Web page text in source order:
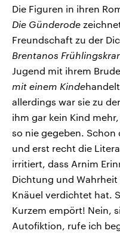
Die Figuren in ihren
Die Günderode
Freundschaft zu der
Brentanos
Jugend mit ihrem
mit einem Kinde
allerdings war sie zu
ihm gar kein Kind
so nie gegeben.
und erst recht die
irritiert, dass Arnim
Dichtung und
Knäuel verdichtet hat.
Kurzem empört! Nein,
Autofiktion, rufe ich